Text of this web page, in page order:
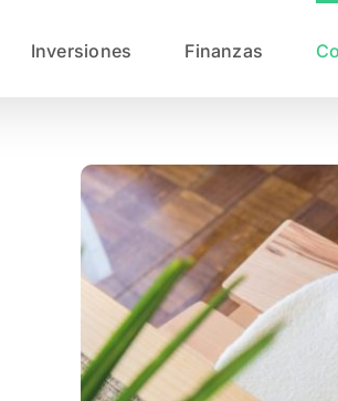
Inversiones Finanzas